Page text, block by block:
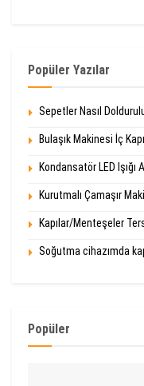
Popüler Yazılar
Sepetler Nasıl
Bulaşık Makinesi İç
Kondansatör LED Işığı
Kurutmalı Çamaşır
Kapılar/Menteşeler
Soğutma cihazımda
Popüler